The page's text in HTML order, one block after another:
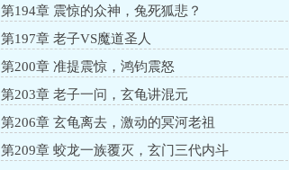
第194章 震惊的众神，兔死狐悲？
第197章 老子VS魔道圣人
第200章 准提震惊，鸿钧震怒
第203章 老子一问，玄龟讲混元
第206章 玄龟离去，激动的冥河老祖
第209章 蛟龙一族覆灭，玄门三代内斗